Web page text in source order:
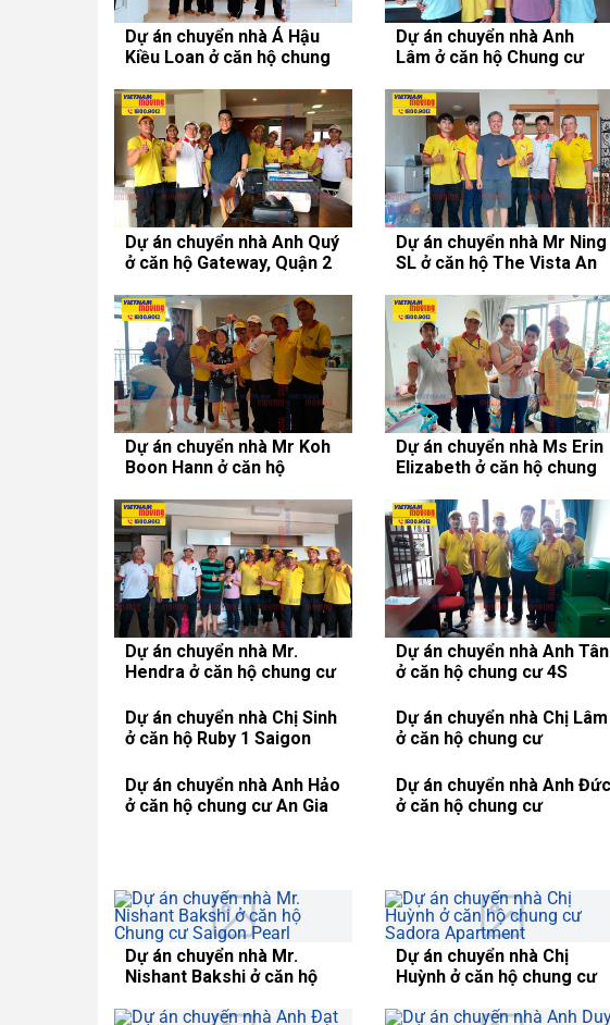
Dự án chuyển nhà Á Hậu
Kiều Loan ở căn hộ chung
Dự án chuyển nhà Anh
Lâm ở căn hộ Chung cư
Dự án chuyển nhà Anh Quý
ở căn hộ Gateway, Quận 2
Dự án chuyển nhà Mr Ning
SL ở căn hộ The Vista An
Dự án chuyển nhà Mr Koh
Boon Hann ở căn hộ
Dự án chuyển nhà Ms Erin
Elizabeth ở căn hộ chung
Dự án chuyển nhà Mr.
Hendra ở căn hộ chung cư
Dự án chuyển nhà Anh Tân
ở căn hộ chung cư 4S
Pearl
VinHomes Central Park